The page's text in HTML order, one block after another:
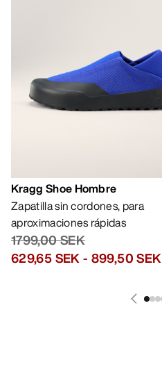
Kragg Shoe Hombre
Zapatilla sin cordones, para
aproximaciones rápidas
1799,00 SEK
629,65 SEK- 899,50 SEK